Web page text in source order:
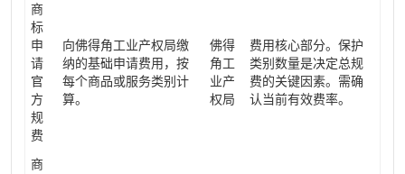
商
标
申
请
官
方
规
费
向佛得角工业产权局缴
纳的基础申请费用，按
每个商品或服务类别计
算。
佛得
角工
业产
权局
费用核心部分。保护
类别数量是决定总规
费的关键因素。需确
认当前有效费率。
商